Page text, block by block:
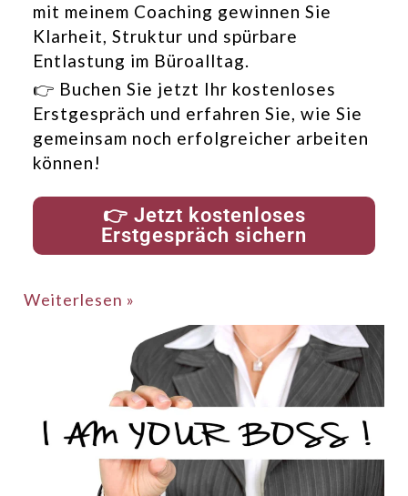
mit meinem Coaching gewinnen Sie
Klarheit, Struktur und spürbare
Entlastung im Büroalltag.
👉 Buchen Sie jetzt Ihr kostenloses
Erstgespräch und erfahren Sie, wie Sie
gemeinsam noch erfolgreicher arbeiten
können!
👉 Jetzt kostenloses
Erstgespräch sichern
Weiterlesen »